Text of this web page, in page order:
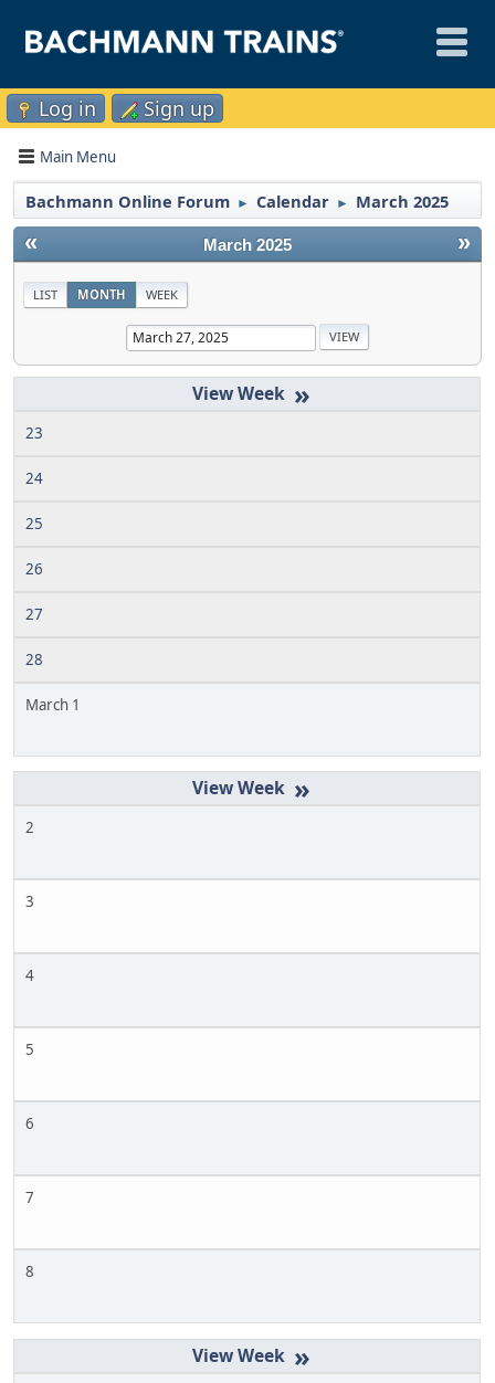
Log in Sign up
Main Menu
Bachmann Online Forum ► Calendar ► March 2025
« »
March 2025
LIST MONTH WEEK
»
23
24
25
26
27
28
March 1
»
2
3
4
5
6
7
8
»